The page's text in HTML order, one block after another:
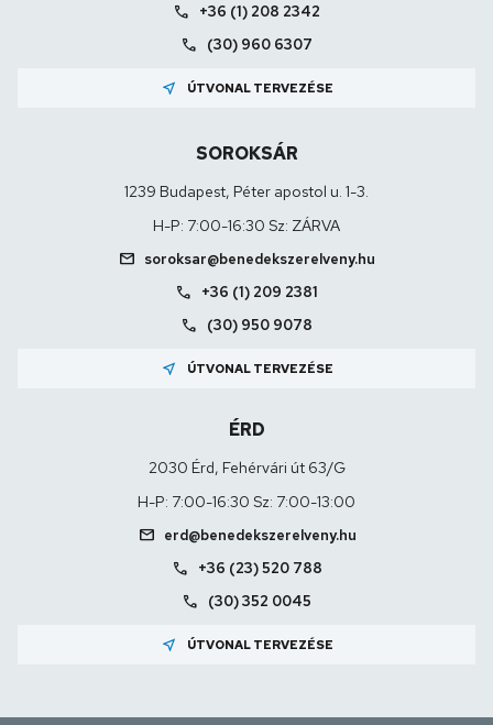
call +36 (1) 208 2342
call (30) 960 6307
near_me ÚTVONAL TERVEZÉSE
SOROKSÁR
1239 Budapest, Péter apostol u. 1-3.
H-P: 7:00-16:30 Sz: ZÁRVA
mail soroksar@benedekszerelveny.hu
call +36 (1) 209 2381
call (30) 950 9078
near_me ÚTVONAL TERVEZÉSE
ÉRD
2030 Érd, Fehérvári út 63/G
H-P: 7:00-16:30 Sz: 7:00-13:00
mail erd@benedekszerelveny.hu
call +36 (23) 520 788
call (30) 352 0045
near_me ÚTVONAL TERVEZÉSE